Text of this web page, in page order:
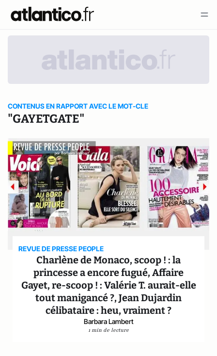
CONTENUS EN RAPPORT AVEC LE MOT-CLE
"GAYETGATE"
REVUE DE PRESSE PEOPLE
Charlène de Monaco, scoop ! : la
princesse a encore fugué, Affaire
Gayet, re-scoop ! : Valérie T. aurait-elle
tout manigancé ?, Jean Dujardin
célibataire : heu, vraiment ?
Barbara Lambert
1 min de lecture